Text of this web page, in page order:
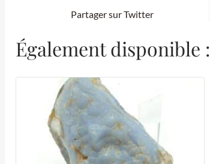
Partager sur Twitter
Également disponible :